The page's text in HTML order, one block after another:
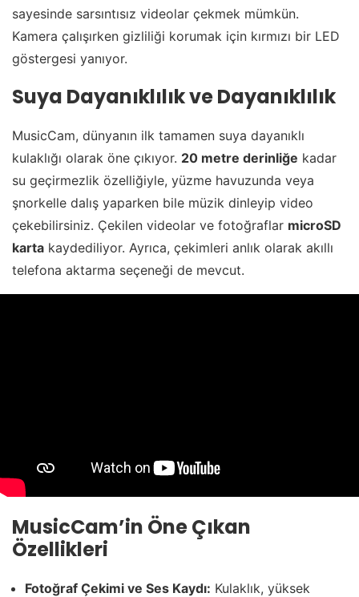
sayesinde sarsıntısız videolar çekmek mümkün.
Kamera çalışırken gizliliği korumak için kırmızı bir LED
göstergesi yanıyor.
Suya Dayanıklılık ve Dayanıklılık
MusicCam, dünyanın ilk tamamen suya dayanıklı
kulaklığı olarak öne çıkıyor. 20 metre derinliğe kadar
su geçirmezlik özelliğiyle, yüzme havuzunda veya
şnorkelle dalış yaparken bile müzik dinleyip video
çekebilirsiniz. Çekilen videolar ve fotoğraflar microSD
karta kaydediliyor. Ayrıca, çekimleri anlık olarak akıllı
telefona aktarma seçeneği de mevcut.
MusicCam’in Öne Çıkan
Özellikleri
Fotoğraf Çekimi ve Ses Kaydı: Kulaklık, yüksek